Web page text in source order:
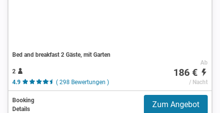
Bed and breakfast 2 Gäste, mit Garten
2
4.9
( 298 Bewertungen )
Ab
186 €
/ Nacht
Booking
Details
Zum Angebot